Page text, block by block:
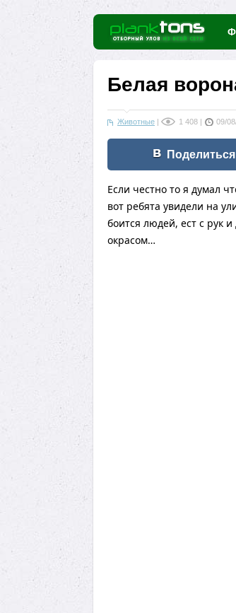
Белая
Животные | 1 408 | 09/
Если честно то я думал
вот ребята увидели на
боится людей, ест с рук
окрасом…